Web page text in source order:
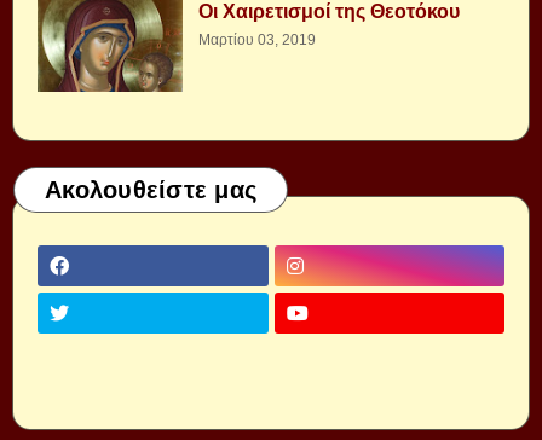
Οι Χαιρετισμοί της Θεοτόκου
Μαρτίου 03, 2019
Ακολουθείστε μας